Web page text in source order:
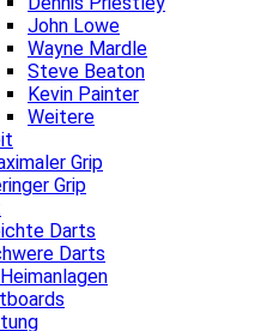
John Lowe
Wayne Mardle
Steve Beaton
Kevin Painter
Weitere
Grip
Grip
Darts
Darts